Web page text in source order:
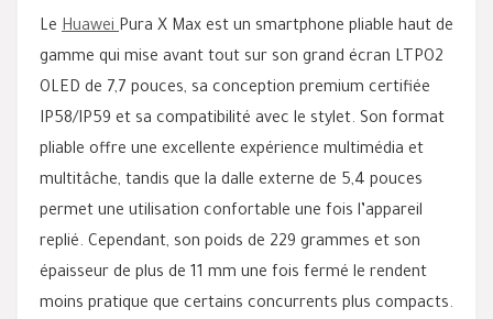
Le HuaweiPura X Max est un smartphone pliable haut de
gamme qui mise avant tout sur son grand écran LTPO2
OLED de 7,7 pouces, sa conception premium certifiée
IP58/IP59 et sa compatibilité avec le stylet. Son format
pliable offre une excellente expérience multimédia et
multitâche, tandis que la dalle externe de 5,4 pouces
permet une utilisation confortable une fois l’appareil
replié. Cependant, son poids de 229 grammes et son
épaisseur de plus de 11 mm une fois fermé le rendent
moins pratique que certains concurrents plus compacts.